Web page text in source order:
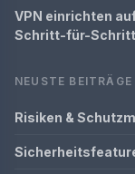
VPN einrichten
Schritt-für-
NEUSTE BEITRÄGE
Risiken &